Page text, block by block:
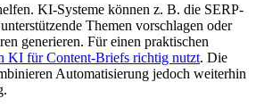
KI-Systeme können z. B. die SERP-
Themen vorschlagen oder
generieren. Für einen praktischen
KI für Content-Briefs richtig nutzt. Die
Automatisierung jedoch weiterhin